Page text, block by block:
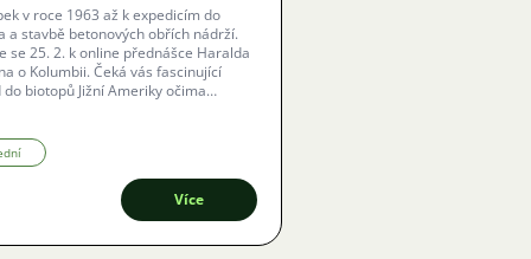
v roce 1963 až k expedicím do
a stavbě betonových obřích nádrží.
se 25. 2. k online přednášce Haralda
o Kolumbii. Čeká vás fascinující
do biotopů Jižní Ameriky očima
jazyce vám neunikne ani slovo.
Více